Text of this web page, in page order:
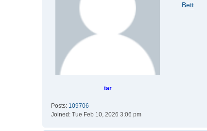
tar
Posts: 109706
Joined: Tue Feb 10, 2026 3:06 pm
s
Bett